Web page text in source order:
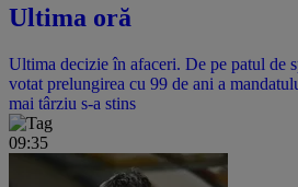
Ultima oră
Ultima decizie în afaceri. De pe patul de
votat prelungirea cu 99 de ani a
mai târziu s-a stins
09:35